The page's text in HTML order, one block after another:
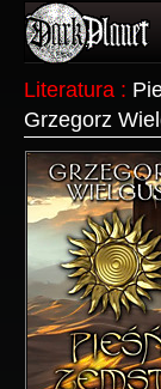
Galeria
Forum
Więcej
Login
Literatura :
Grzegorz